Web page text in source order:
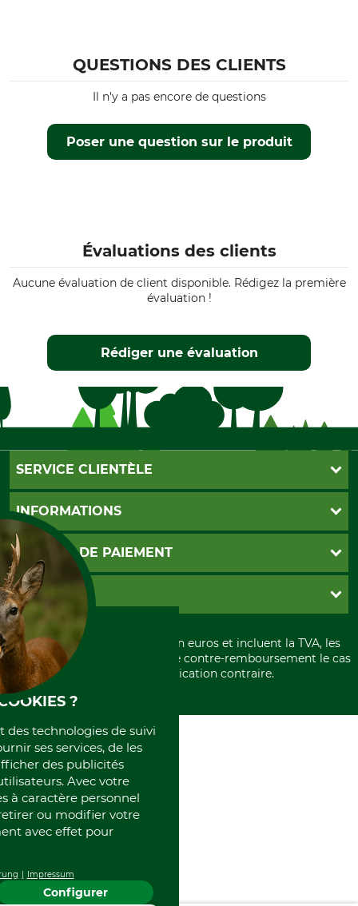
QUESTIONS DES CLIENTS
Poser une question sur le produit
Il n'y a pas encore de questions
Évaluations des clients
Aucune évaluation de client disponible. Rédigez la première
évaluation !
Rédiger une évaluation
SERVICE CLIENTÈLE
Foire aux questions
Abonnement à la newsletter
Contact
Garantie / Devis
Paramètres des cookies
INFORMATIONS
CGV
Livraison
Conditions d'annulation
Formulaire de rétraction
Politique de confidentialité
Élimination et environnement
Rétractation de votre commande
MOYENS DE PAIEMENT
PayPal
Carte de crédit
Paiement á l'avance
GRUBE KG
Histoire
International
Portrait
Qui sommes-nous
Tous les prix sont exprimés en euros et incluent la TVA, les
frais d'expédition et les frais de contre-remboursement le cas
échéant, sauf indication contraire.
?
des technologies de suivi
ses services, de les
des publicités
Avec votre
à caractère personnel
ou modifier votre
avec effet pour
Impressum
Configurer